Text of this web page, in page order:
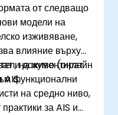
от следващо
модели на
изживяване,
влияние върху
и документират
AIS.
на живо (онлайн
функционални
на средно ниво,
за AIS и